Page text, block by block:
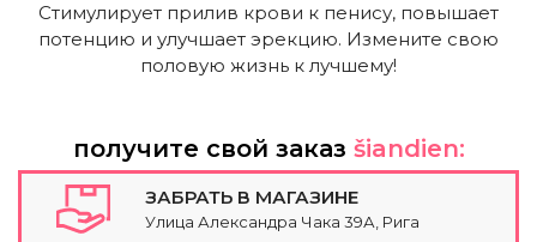
Стимулирует прилив крови к пенису, повышает
потенцию и улучшает эрекцию. Измените свою
половую жизнь к лучшему!
получите свой заказ šiandien:
ЗАБРАТЬ В МАГАЗИНЕ
Улица Александра Чака 39А, Рига